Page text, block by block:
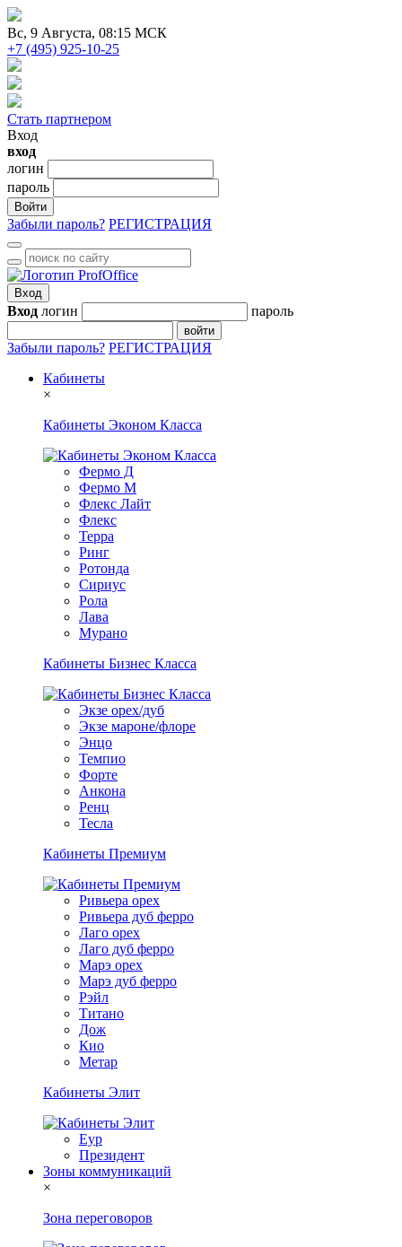
Вc, 9 Августа, 08:15 МСК
+7 (495) 925-10-25
Стать партнером
Вход
вход
логин
пароль
Войти
Забыли пароль? РЕГИСТРАЦИЯ
Вход
Вход логин пароль
войти
Забыли пароль? РЕГИСТРАЦИЯ
Кабинеты
×
Кабинеты Эконом Класса
Фермо Д
Фермо М
Флекс Лайт
Флекс
Терра
Ринг
Ротонда
Сириус
Рола
Лава
Мурано
Кабинеты Бизнес Класса
Экзе орех/дуб
Экзе мароне/флоре
Энцо
Темпио
Форте
Анкона
Ренц
Тесла
Кабинеты Премиум
Ривьера орех
Ривьера дуб ферро
Лаго орех
Лаго дуб ферро
Марэ орех
Марэ дуб ферро
Рэйл
Титано
Дож
Кио
Метар
Кабинеты Элит
Еур
Президент
Зоны коммуникаций
×
Зона переговоров